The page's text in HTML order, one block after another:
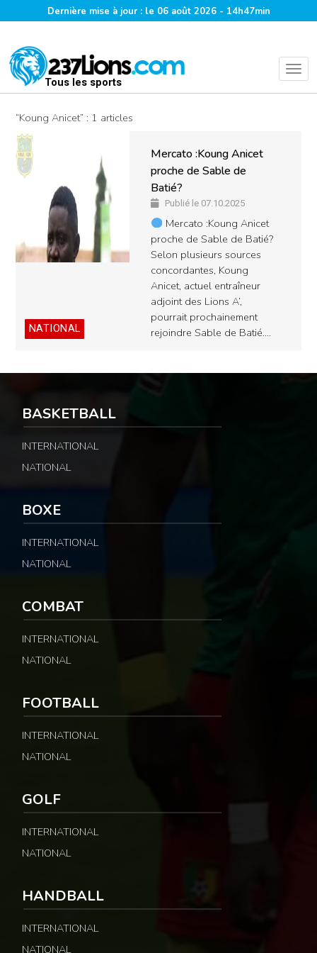
Dernière mise à jour : le 06 août 2026 - 14h47min
Tous les sports
“Koung Anicet” : 1 articles
NATIONAL
Mercato :Koung Anicet
proche de Sable de
Batié?
Publié le 07.10.2025
Mercato :Koung Anicet
proche de Sable de Batié?
Selon plusieurs sources
concordantes, Koung
Anicet, actuel entraîneur
adjoint des Lions A’,
pourrait prochainement
rejoindre Sable de Batié.…
BASKETBALL
INTERNATIONAL
NATIONAL
BOXE
INTERNATIONAL
NATIONAL
COMBAT
INTERNATIONAL
NATIONAL
FOOTBALL
INTERNATIONAL
NATIONAL
GOLF
INTERNATIONAL
NATIONAL
HANDBALL
INTERNATIONAL
NATIONAL